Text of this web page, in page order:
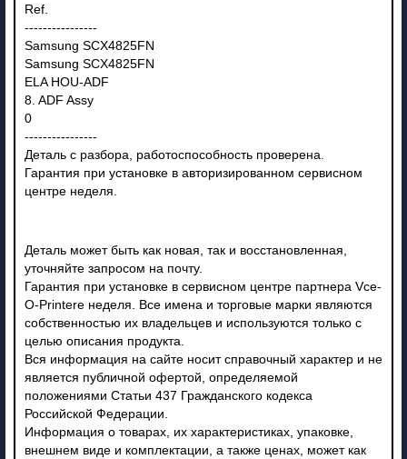
Ref.
----------------
Samsung SCX4825FN
Samsung SCX4825FN
ELA HOU-ADF
8. ADF Assy
0
----------------
Деталь с разбора, работоспособность проверена.
Гарантия при установке в авторизированном сервисном
центре неделя.
Деталь может быть как новая, так и восстановленная,
уточняйте запросом на почту.
Гарантия при установке в сервисном центре партнера Vce-
O-Printere неделя. Все имена и торговые марки являются
собственностью их владельцев и используются только с
целью описания продукта.
Вся информация на сайте носит справочный характер и не
является публичной офертой, определяемой
положениями Статьи 437 Гражданского кодекса
Российской Федерации.
Информация о товарах, их характеристиках, упаковке,
внешнем виде и комплектации, а также ценах, может как